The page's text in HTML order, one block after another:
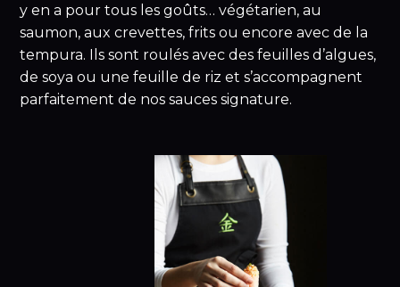
y en a pour tous les goûts… végétarien, au
saumon, aux crevettes, frits ou encore avec de la
tempura. Ils sont roulés avec des feuilles d’algues,
de soya ou une feuille de riz et s’accompagnent
parfaitement de nos sauces signature.